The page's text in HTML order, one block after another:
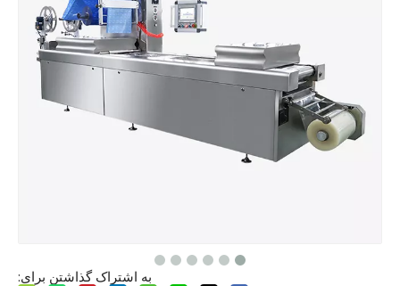
به اشتراک گذاشتن برای: